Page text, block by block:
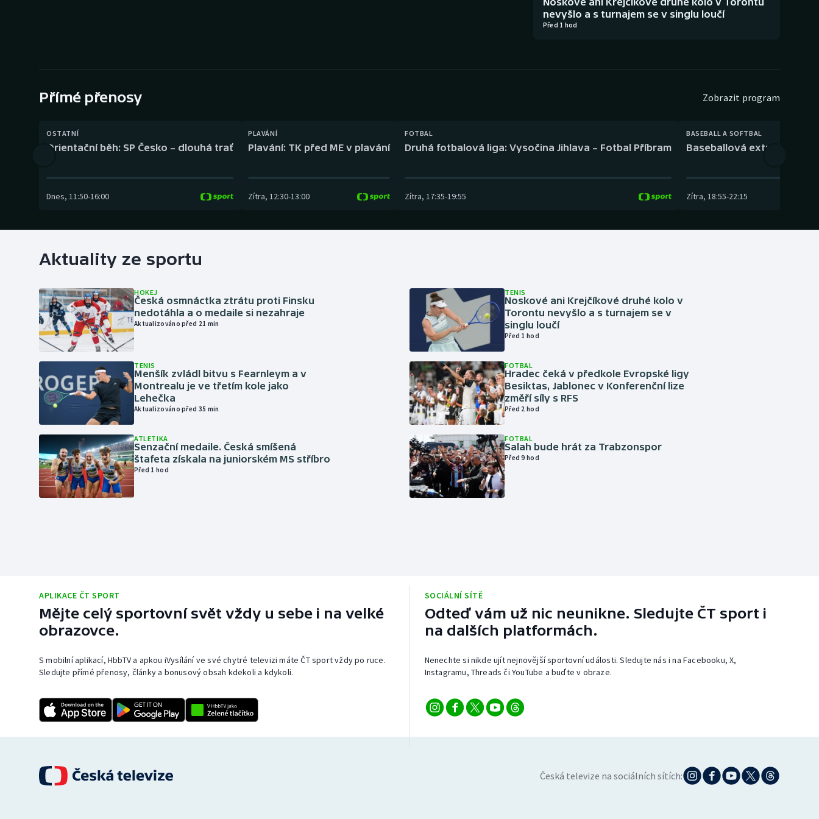
Gymnastika Plážový volejbal
nevyšlo a s turnajem se v singlu loučí
Před 1 hod
Přímé přenosy Zobrazit program
OSTATNÍ
Orientační běh: SP Česko – dlouhá trať
Dnes, 11:50-16:00
PLAVÁNÍ
Plavání: TK před ME v plavání
Zítra, 12:30-13:00
FOTBAL
Druhá fotbalová liga: Vysočina Jihlava – Fotbal Příbram
Zítra, 17:35-19:55
BASEBALL A SOFTBAL
Baseballová extraliga:
Zítra, 18:55-22:15
Aktuality ze sportu
HOKEJ
Česká osmnáctka ztrátu proti Finsku
nedotáhla a o medaile si nezahraje
Aktualizováno před 21 min
TENIS
Menšík zvládl bitvu s Fearnleym a v
Montrealu je ve třetím kole jako
Lehečka
Aktualizováno před 35 min
ATLETIKA
Senzační medaile. Česká smíšená
štafeta získala na juniorském MS stříbro
Před 1 hod
TENIS
Noskové ani Krejčíkové druhé kolo v
Torontu nevyšlo a s turnajem se v
singlu loučí
Před 1 hod
FOTBAL
Hradec čeká v předkole Evropské ligy
Besiktas, Jablonec v Konferenční lize
změří síly s RFS
Před 2 hod
FOTBAL
Salah bude hrát za Trabzonspor
Před 9 hod
APLIKACE ČT SPORT
Mějte celý sportovní svět vždy u sebe i na velké
obrazovce.
S mobilní aplikací, HbbTV a apkou iVysílání ve své chytré televizi máte ČT sport vždy po ruce.
Sledujte přímé přenosy, články a bonusový obsah kdekoli a kdykoli.
SOCIÁLNÍ SÍTĚ
Odteď vám už nic neunikne. Sledujte ČT sport i
na dalších platformách.
Nenechte si nikde ujít nejnovější sportovní události. Sledujte nás i na Facebooku, X,
Instagramu, Threads či YouTube a buďte v obraze.
Česká televize na sociálních sítích: